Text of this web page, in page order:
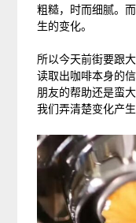
粗糙，时而细腻。
生的变化。
所以今天前街要跟
读取出咖啡本身的
朋友的帮助还是蛮
我们弄清楚变化产